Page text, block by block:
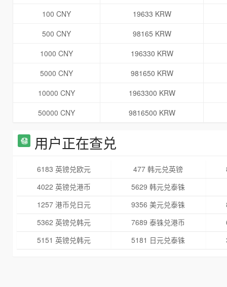
100 CNY
19633 KRW
500 CNY
98165 KRW
1000 CNY
196330 KRW
5000 CNY
981650 KRW
10000 CNY
1963300 KRW
50000 CNY
9816500 KRW
用户正在查兑
6183 英镑兑欧元 477 韩元兑英镑
4022 英镑兑港币
5629 韩元兑泰铢
1257 港币兑日元
9356 美元兑泰铢
5362 英镑兑韩元
7689 泰铢兑港币
5151 英镑兑韩元
5181 日元兑泰铢